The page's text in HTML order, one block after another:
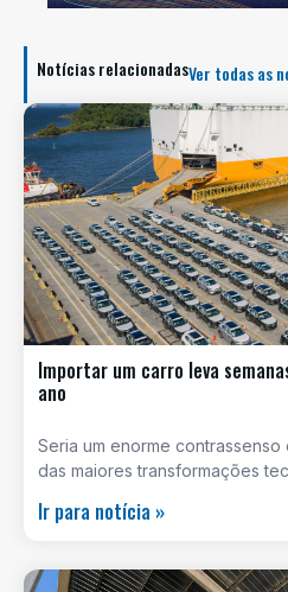
Notícias relacionadasVer todas as
Importar um carro leva
ano
Seria um enorme
das maiores transformações
Ir para notícia »